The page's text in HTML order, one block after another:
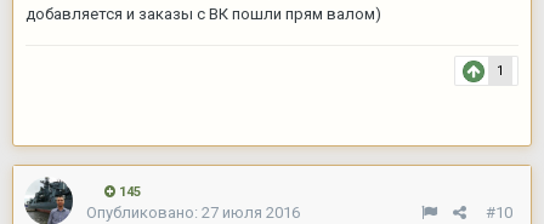
добавляется и заказы с ВК пошли прям валом)
1
145
#10
Опубликовано: 27 июля 2016